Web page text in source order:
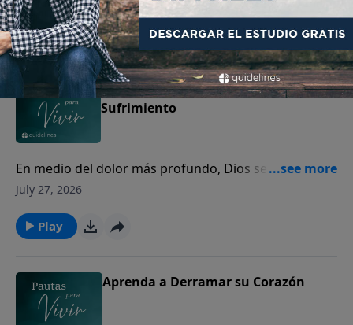
Play
La Provisión de Dios en su
Sufrimiento
En medio del dolor más profundo, Dios se acerca a
los corazones quebrantados para mostrarles Su
July 27, 2026
Play
Aprenda a Derramar su Corazón